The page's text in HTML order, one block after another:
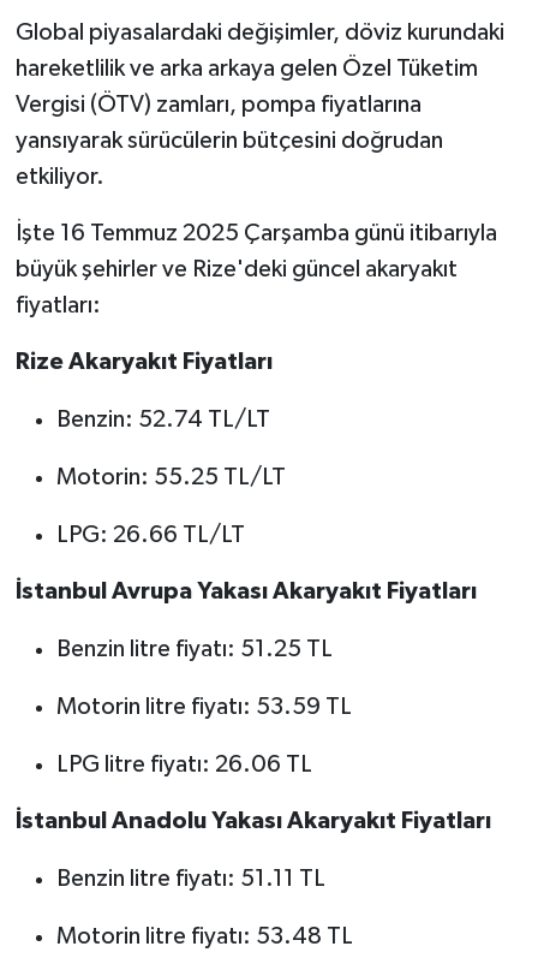
Global piyasalardaki değişimler, döviz kurundaki
hareketlilik ve arka arkaya gelen Özel Tüketim
Vergisi (ÖTV) zamları, pompa fiyatlarına
yansıyarak sürücülerin bütçesini doğrudan
etkiliyor.
İşte 16 Temmuz 2025 Çarşamba günü itibarıyla
büyük şehirler ve Rize'deki güncel akaryakıt
fiyatları:
Rize Akaryakıt Fiyatları
Benzin: 52.74 TL/LT
Motorin: 55.25 TL/LT
LPG: 26.66 TL/LT
İstanbul Avrupa Yakası Akaryakıt Fiyatları
Benzin litre fiyatı: 51.25 TL
Motorin litre fiyatı: 53.59 TL
LPG litre fiyatı: 26.06 TL
İstanbul Anadolu Yakası Akaryakıt Fiyatları
Benzin litre fiyatı: 51.11 TL
Motorin litre fiyatı: 53.48 TL